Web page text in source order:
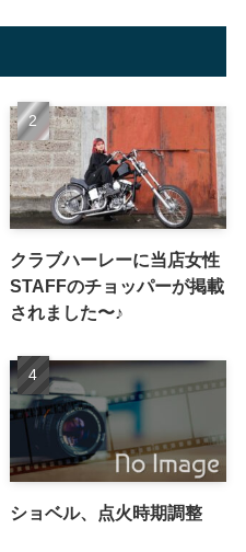
クラブハーレーに当店女性
STAFFのチョッパーが掲載
されました〜♪
ショベル、点火時期調整